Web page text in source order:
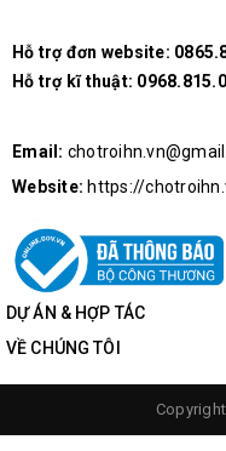
Hỗ trợ đơn website:
Hỗ trợ kĩ thuật:
Email:
Website: https://
DỰ ÁN & HỢP TÁC
VỀ CHÚNG TÔI